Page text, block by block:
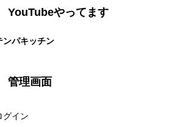
YouTubeやってます
ンパキッチン
管理画面
グイン